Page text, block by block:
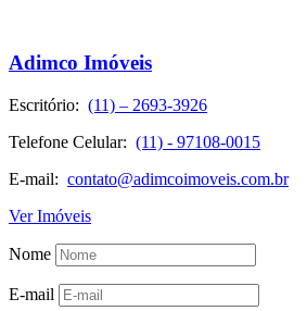
Adimco Imóveis
Escritório: (11) – 2693-3926
Telefone Celular: (11) - 97108-0015
E-mail: contato@adimcoimoveis.com.br
Ver Imóveis
Nome
E-mail